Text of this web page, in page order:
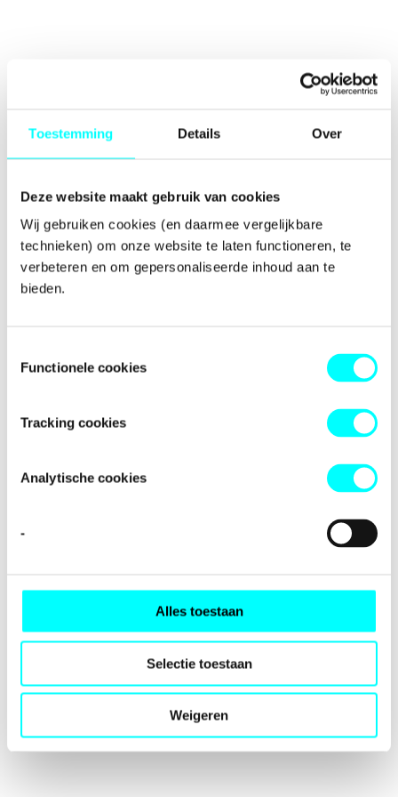
Toestemming Details Over
Deze website maakt gebruik van cookies
Wij gebruiken cookies (en daarmee vergelijkbare
technieken) om onze website te laten functioneren, te
verbeteren en om gepersonaliseerde inhoud aan te
bieden.
Functionele cookies
Tracking cookies
Analytische cookies
-
Alles toestaan
Selectie toestaan
Weigeren
-side exception has occurred while
browser consolefor